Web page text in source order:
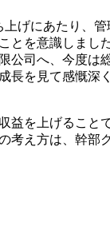
げにあたり、
とを意識しまし
公司へ、今度は
長を見て感慨深
益を上げること
考え方は、幹部